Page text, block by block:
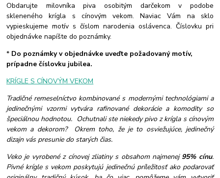
Obdarujte milovníka piva osobitým darčekom v podobe
skleneného krígla s cínovým vekom. Naviac Vám na sklo
vypieskujeme motív s číslom narodenia oslávenca. Číslovku pri
objednávke napíšte do poznámky.
* Do poznámky v objednávke uveďte požadovaný motív,
prípadne číslovku jubilea.
KRÍGLE S CÍNOVÝM VEKOM
Tradičné remeselníctvo kombinované s modernými technológiami a
jedinečnými vzormi vytvára rafinované dekorácie a komodity so
špeciálnou hodnotou. Ochutnali ste niekedy pivo z krígla s cínovým
vekom a dekorom? Okrem toho, že je to osviežujúce, jedinečný
dizajn vás presunie do starých čias.
Veko je vyrobené z cínovej zliatiny s obsahom najmenej 95% cínu.
Pivné krígle s vekom poskytujú jedinečnú príležitosť ako podarovať